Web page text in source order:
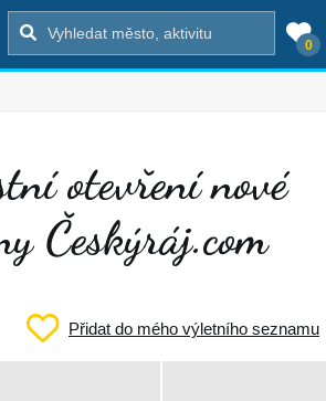
0
otevření nové
Českýráj.com
Přidat do mého výletního seznamu